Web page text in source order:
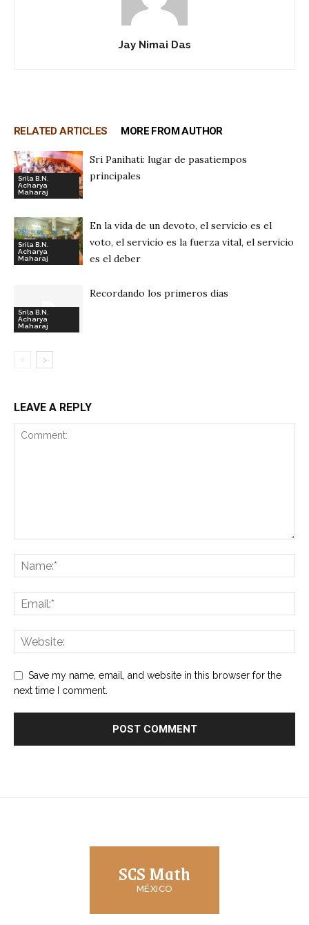
Jay Nimai Das
RELATED ARTICLES MORE FROM AUTHOR
Srila B.N.
Acharya
Maharaj
Sri Panihati: lugar de pasatiempos
principales
Srila B.N.
Acharya
Maharaj
En la vida de un devoto, el servicio es el
voto, el servicio es la fuerza vital, el servicio
es el deber
Srila B.N.
Acharya
Maharaj
Recordando los primeros dias
LEAVE A REPLY
Save my name, email, and website in this browser for the
next time I comment.
SCS Math
MÉXICO